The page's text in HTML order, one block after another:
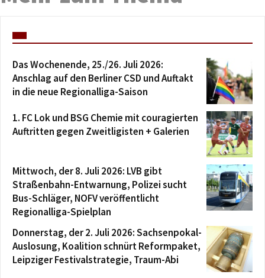
Das Wochenende, 25./26. Juli 2026:
Anschlag auf den Berliner CSD und Auftakt
in die neue Regionalliga-Saison
1. FC Lok und BSG Chemie mit couragierten
Auftritten gegen Zweitligisten + Galerien
Mittwoch, der 8. Juli 2026: LVB gibt
Straßenbahn-Entwarnung, Polizei sucht
Bus-Schläger, NOFV veröffentlicht
Regionalliga-Spielplan
Donnerstag, der 2. Juli 2026: Sachsenpokal-
Auslosung, Koalition schnürt Reformpaket,
Leipziger Festivalstrategie, Traum-Abi